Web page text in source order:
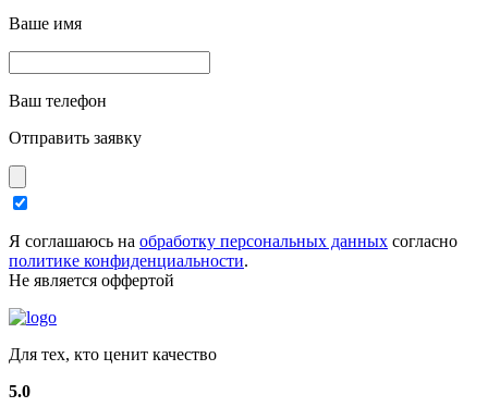
Ваше имя
Ваш телефон
Отправить заявку
Я соглашаюсь на обработку персональных данных согласно
политике конфиденциальности.
Не является оффертой
Для тех, кто ценит качество
5.0